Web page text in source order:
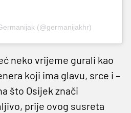
(@germanijakhr)
neko vrijeme gurali kao
koji ima glavu, srce i –
što Osijek znači
prije ovog susreta